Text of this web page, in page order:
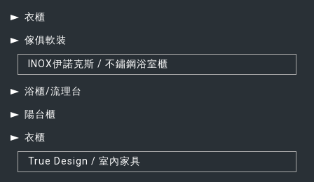
衣櫃
傢俱軟裝
INOX伊諾克斯 / 不鏽鋼浴室櫃
浴櫃/流理台
陽台櫃
衣櫃
True Design / 室內家具